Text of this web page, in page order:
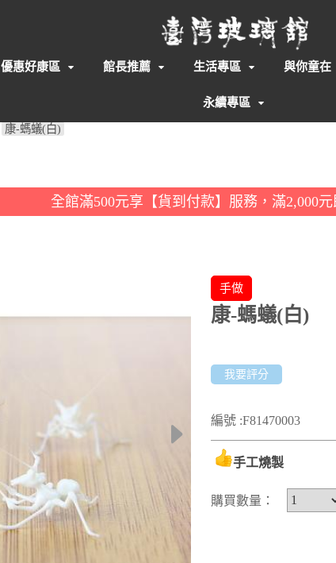
優惠好康區 館長推薦 生活專區 與你童在
永續專區
康-螞蟻(白)
全館滿500元享【貨到付款】服務，滿2,000元
手做
康-螞蟻(白)
我要評分
編號 :F81470003
手工燒製
購買數量：